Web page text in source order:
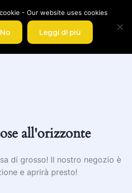
0
all'orizzonte
di grosso! Il nostro negozio è
e aprirà presto!
- Our website uses cookies
No Leggi di più